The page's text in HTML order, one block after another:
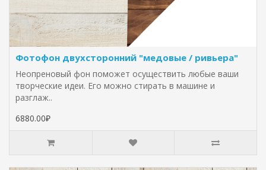
Фотофон двухсторонний "медовые / ривьера"
Неопреновый фон поможет осуществить любые ваши
творческие идеи. Его можно стирать в машине и
разглаж..
6880.00₽